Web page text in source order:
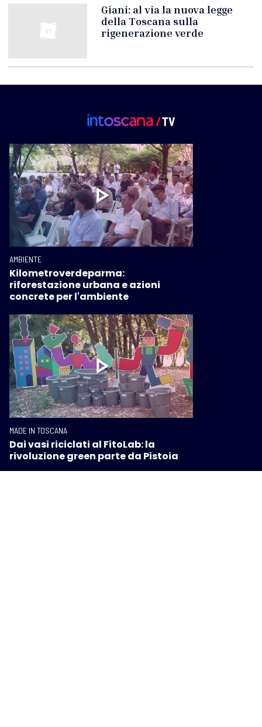
Giani: al via la nuova legge
della Toscana sulla
rigenerazione verde
AMBIENTE
Kilometroverdeparma:
riforestazione urbana e azioni
concrete per l'ambiente
MADE IN TOSCANA
Dai vasi riciclati al FitoLab: la
rivoluzione green parte da Pistoia